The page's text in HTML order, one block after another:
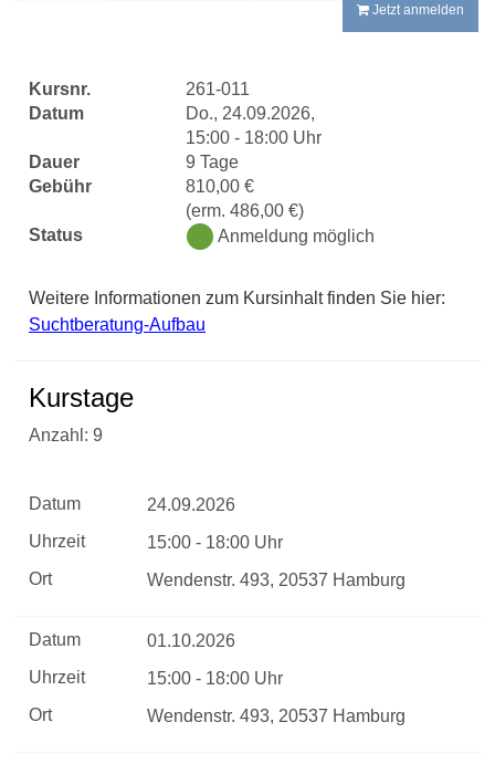
Jetzt anmelden
Kursnr.
261-011
Datum
Do., 24.09.2026,
15:00 - 18:00 Uhr
Dauer
9 Tage
Gebühr
810,00 €
(erm. 486,00 €)
Status
Anmeldung möglich
Weitere Informationen zum Kursinhalt finden Sie hier:
Suchtberatung-Aufbau
Kurstage
Anzahl: 9
Datum
24.09.2026
Uhrzeit
15:00 - 18:00 Uhr
Ort
Wendenstr. 493, 20537 Hamburg
Datum
01.10.2026
Uhrzeit
15:00 - 18:00 Uhr
Ort
Wendenstr. 493, 20537 Hamburg